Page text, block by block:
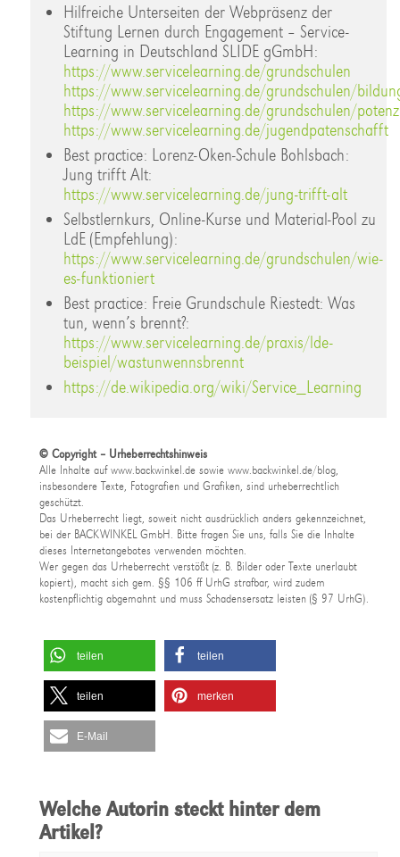
Hilfreiche Unterseiten der Webpräsenz der
Stiftung Lernen durch Engagement – Service-
Learning in Deutschland SLIDE gGmbH:
https://www.servicelearning.de/grundschulen
https://www.servicelearning.de/grundschulen/
https://www.servicelearning.de/grundschulen/
https://www.servicelearning.de/jugendpatenschafft
Best practice: Lorenz-Oken-Schule Bohlsbach:
Jung trifft Alt:
https://www.servicelearning.de/jung-trifft-alt
Selbstlernkurs, Online-Kurse und Material-Pool zu
LdE (Empfehlung):
https://www.servicelearning.de/grundschulen/wie-
es-funktioniert
Best practice: Freie Grundschule Riestedt: Was
tun, wenn’s brennt?:
https://www.servicelearning.de/praxis/lde-
beispiel/wastunwennsbrennt
https://de.wikipedia.org/wiki/Service_Learning
© Copyright – Urheberrechtshinweis
Alle Inhalte auf www.backwinkel.de sowie www.backwinkel.de/blog,
insbesondere Texte, Fotografien und Grafiken, sind urheberrechtlich
geschützt.
Das Urheberrecht liegt, soweit nicht ausdrücklich anders gekennzeichnet,
bei der BACKWINKEL GmbH. Bitte fragen Sie uns, falls Sie die Inhalte
dieses Internetangebotes verwenden möchten.
Wer gegen das Urheberrecht verstößt (z. B. Bilder oder Texte unerlaubt
kopiert), macht sich gem. §§ 106 ff UrhG strafbar, wird zudem
kostenpflichtig abgemahnt und muss Schadensersatz leisten (§ 97 UrhG).
teilen teilen
teilen merken
E-Mail
Welche Autorin steckt hinter dem
Artikel?